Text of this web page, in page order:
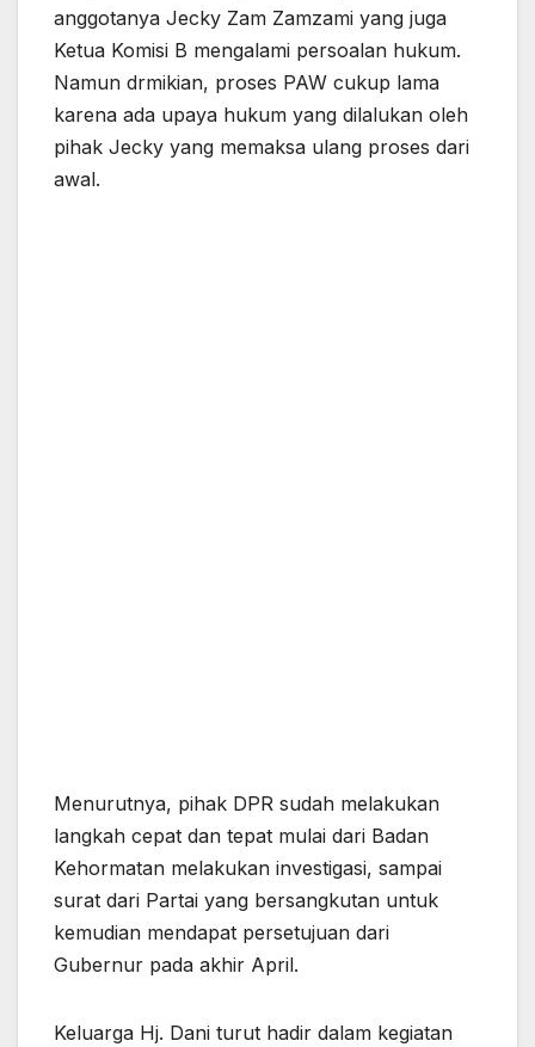
anggotanya Jecky Zam Zamzami yang juga
Ketua Komisi B mengalami persoalan hukum.
Namun drmikian, proses PAW cukup lama
karena ada upaya hukum yang dilalukan oleh
pihak Jecky yang memaksa ulang proses dari
awal.
Menurutnya, pihak DPR sudah melakukan
langkah cepat dan tepat mulai dari Badan
Kehormatan melakukan investigasi, sampai
surat dari Partai yang bersangkutan untuk
kemudian mendapat persetujuan dari
Gubernur pada akhir April.
Keluarga Hj. Dani turut hadir dalam kegiatan